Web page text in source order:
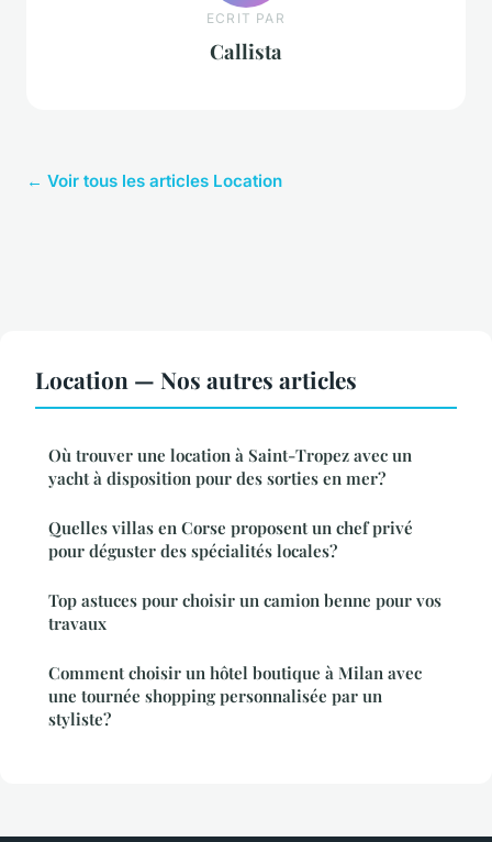
ECRIT PAR
Callista
← Voir tous les articles Location
Location — Nos autres articles
Où trouver une location à Saint-Tropez avec un
yacht à disposition pour des sorties en mer?
Quelles villas en Corse proposent un chef privé
pour déguster des spécialités locales?
Top astuces pour choisir un camion benne pour vos
travaux
Comment choisir un hôtel boutique à Milan avec
une tournée shopping personnalisée par un
styliste?